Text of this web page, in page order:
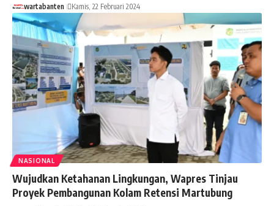
wartabanten Kamis, 22 Februari 2024
NASIONAL
Wujudkan Ketahanan Lingkungan, Wapres Tinjau
Proyek Pembangunan Kolam Retensi Martubung